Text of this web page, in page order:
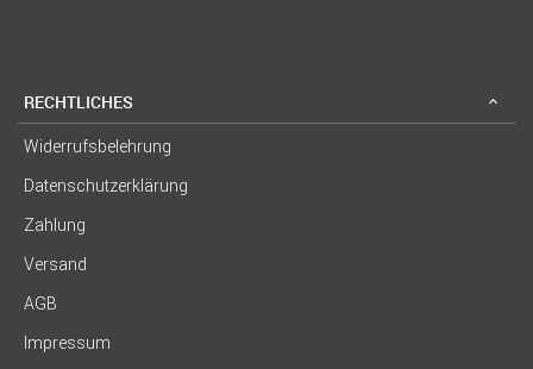
RECHTLICHES
Widerrufsbelehrung
Datenschutzerklärung
Zahlung
Versand
AGB
Impressum